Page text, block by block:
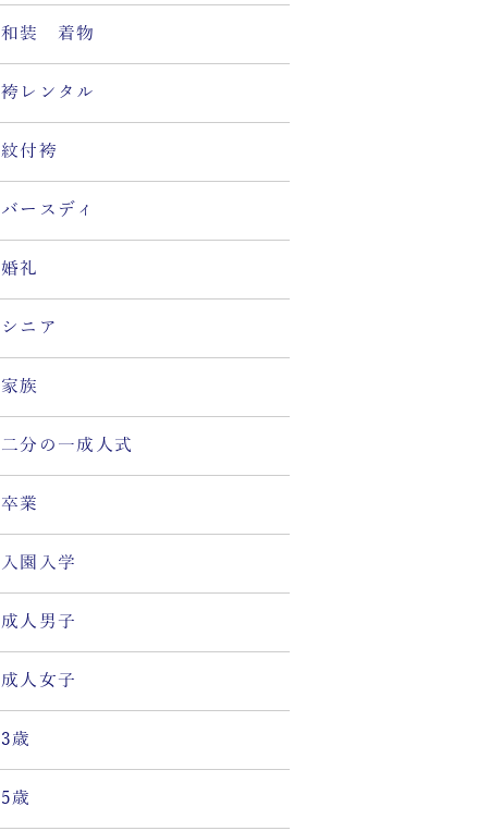
和装 着物
袴レンタル
紋付袴
バースディ
婚礼
シニア
家族
二分の一成人式
卒業
入園入学
成人男子
成人女子
3歳
5歳